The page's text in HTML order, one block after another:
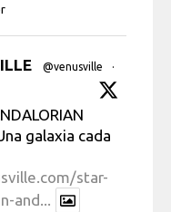
@venusville
·
galaxia cada
star-
and...